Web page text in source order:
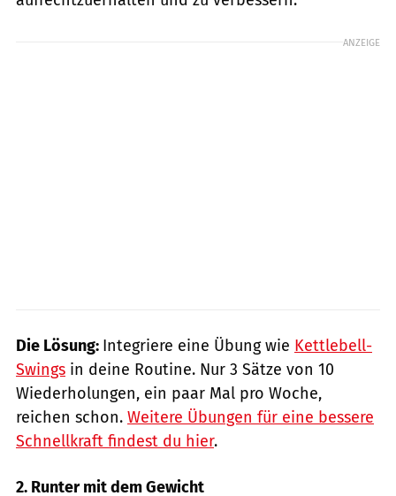
ANZEIGE
Die Lösung: Integriere eine Übung wie Kettlebell-
Swings in deine Routine. Nur 3 Sätze von 10
Wiederholungen, ein paar Mal pro Woche,
reichen schon. Weitere Übungen für eine bessere
Schnellkraft findest du hier.
2. Runter mit dem Gewicht